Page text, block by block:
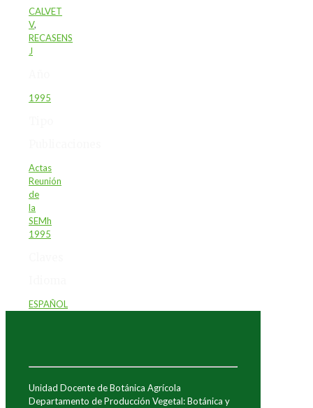
CALVET
V,
RECASENS
J
1995
Actas
Reunión
de
la
SEMh
1995
ESPAÑOL
Unidad Docente de Botánica Agrícola
Departamento de Producción Vegetal: Botánica y